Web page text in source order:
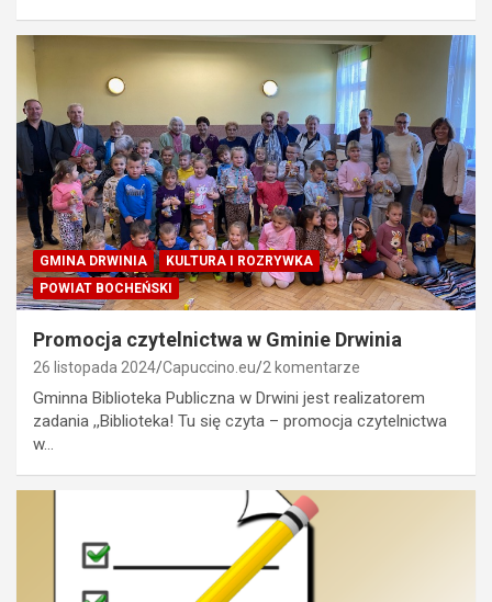
GMINA DRWINIA
KULTURA I ROZRYWKA
POWIAT BOCHEŃSKI
Promocja czytelnictwa w Gminie Drwinia
26 listopada 2024 Capuccino.eu 2 komentarze
Gminna Biblioteka Publiczna w Drwini jest realizatorem
zadania ,,Biblioteka! Tu się czyta – promocja czytelnictwa
w…